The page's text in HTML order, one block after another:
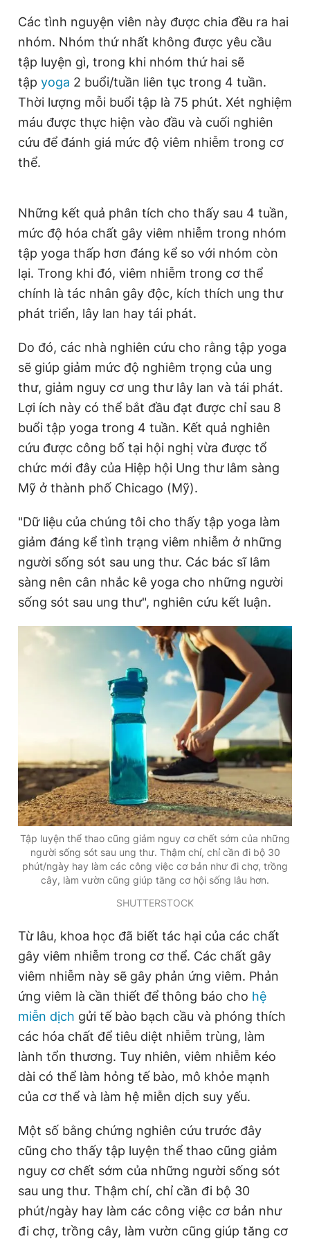
© 2003-2026 Bản quyền thuộc về Báo Thanh Niên. Cấm sao
chép dưới mọi hình thức nếu không có sự chấp thuận bằng văn
bản. Phát triển bởi ePi Technologies, JSC.
Các tình nguyện viên này được chia đều ra hai
nhóm. Nhóm thứ nhất không được yêu cầu
tập luyện gì, trong khi nhóm thứ hai sẽ
tập yoga 2 buổi/tuần liên tục trong 4 tuần.
Thời lượng mỗi buổi tập là 75 phút. Xét nghiệm
máu được thực hiện vào đầu và cuối nghiên
cứu để đánh giá mức độ viêm nhiễm trong cơ
thể.
Những kết quả phân tích cho thấy sau 4 tuần,
mức độ hóa chất gây viêm nhiễm trong nhóm
tập yoga thấp hơn đáng kể so với nhóm còn
lại. Trong khi đó, viêm nhiễm trong cơ thể
chính là tác nhân gây độc, kích thích ung thư
phát triển, lây lan hay tái phát.
Do đó, các nhà nghiên cứu cho rằng tập yoga
sẽ giúp giảm mức độ nghiêm trọng của ung
thư, giảm nguy cơ ung thư lây lan và tái phát.
Lợi ích này có thể bắt đầu đạt được chỉ sau 8
buổi tập yoga trong 4 tuần. Kết quả nghiên
cứu được công bố tại hội nghị vừa được tổ
chức mới đây của Hiệp hội Ung thư lâm sàng
Mỹ ở thành phố Chicago (Mỹ).
"Dữ liệu của chúng tôi cho thấy tập yoga làm
giảm đáng kể tình trạng viêm nhiễm ở những
người sống sót sau ung thư. Các bác sĩ lâm
sàng nên cân nhắc kê yoga cho những người
sống sót sau ung thư", nghiên cứu kết luận.
Tập luyện thể thao cũng giảm nguy cơ chết sớm của những
người sống sót sau ung thư. Thậm chí, chỉ cần đi bộ 30
phút/ngày hay làm các công việc cơ bản như đi chợ, trồng
cây, làm vườn cũng giúp tăng cơ hội sống lâu hơn.
SHUTTERSTOCK
Từ lâu, khoa học đã biết tác hại của các chất
gây viêm nhiễm trong cơ thể. Các chất gây
viêm nhiễm này sẽ gây phản ứng viêm. Phản
ứng viêm là cần thiết để thông báo cho hệ
miễn dịch gửi tế bào bạch cầu và phóng thích
các hóa chất để tiêu diệt nhiễm trùng, làm
lành tổn thương. Tuy nhiên, viêm nhiễm kéo
dài có thể làm hỏng tế bào, mô khỏe mạnh
của cơ thể và làm hệ miễn dịch suy yếu.
Một số bằng chứng nghiên cứu trước đây
cũng cho thấy tập luyện thể thao cũng giảm
nguy cơ chết sớm của những người sống sót
sau ung thư. Thậm chí, chỉ cần đi bộ 30
phút/ngày hay làm các công việc cơ bản như
đi chợ, trồng cây, làm vườn cũng giúp tăng cơ